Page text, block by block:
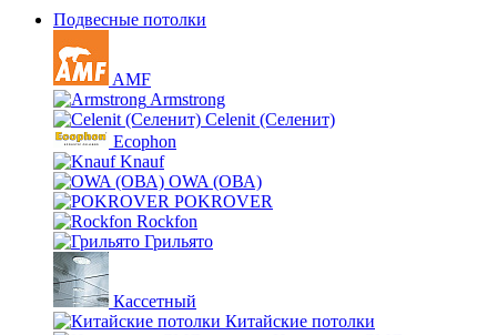
Подвесные потолки
AMF
Armstrong
Celenit (Селенит)
Ecophon
Knauf
OWA (ОВА)
POKROVER
Rockfon
Грильято
Кассетный
Китайские потолки